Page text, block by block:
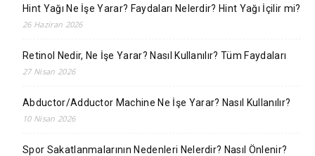
Hint Yağı Ne İşe Yarar? Faydaları Nelerdir? Hint Yağı İçilir mi?
26 Haziran 2026
Retinol Nedir, Ne İşe Yarar? Nasıl Kullanılır? Tüm Faydaları
27 Nisan 2026
Abductor/Adductor Machine Ne İşe Yarar? Nasıl Kullanılır?
10 Nisan 2026
Spor Sakatlanmalarının Nedenleri Nelerdir? Nasıl Önlenir?